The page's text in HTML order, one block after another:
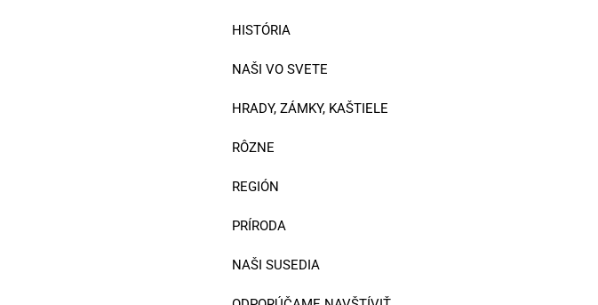
HISTÓRIA
NAŠI VO SVETE
HRADY, ZÁMKY, KAŠTIELE
RÔZNE
REGIÓN
PRÍRODA
NAŠI SUSEDIA